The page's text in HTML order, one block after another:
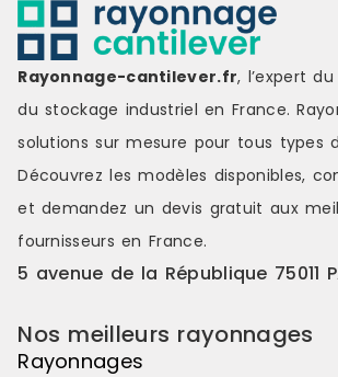
Rayonnage-cantilever.fr, l’expert
du stockage industriel en France.
solutions sur mesure pour tous types
Découvrez les modèles disponibles,
et demandez un devis gratuit aux
fournisseurs en France.
5 avenue de la République 75011
Nos meilleurs rayonnages
Rayonnages